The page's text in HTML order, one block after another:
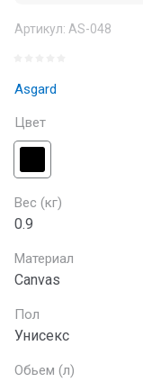
Артикул: AS-048
Asgard
Цвет
Вес (кг)
0.9
Материал
Canvas
Пол
Унисекс
Обьем (л)